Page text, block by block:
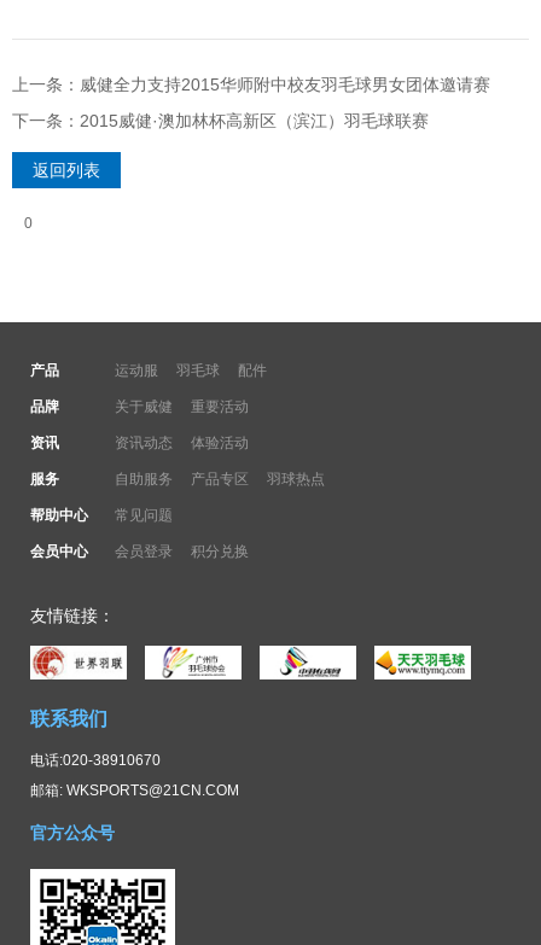
上一条：威健全力支持2015华师附中校友羽毛球男女团体邀请赛
下一条：2015威健·澳加林杯高新区（滨江）羽毛球联赛
返回列表
0
产品 运动服 羽毛球 配件
品牌 关于威健 重要活动
资讯 资讯动态 体验活动
服务 自助服务 产品专区 羽球热点
帮助中心 常见问题
会员中心 会员登录 积分兑换
友情链接：
联系我们
电话:020-38910670
邮箱: WKSPORTS@21CN.COM
官方公众号